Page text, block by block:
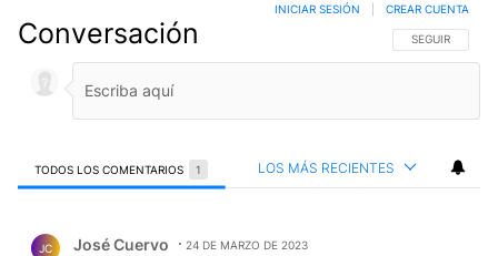
Conversación SIGA ESTA
SEGUIR
INICIAR SESIÓN CREAR CUENTA
TODOS LOS COMENTARIOS 1 LOS MÁS RECIENTES
JC José Cuervo 24 DE MARZO DE 2023